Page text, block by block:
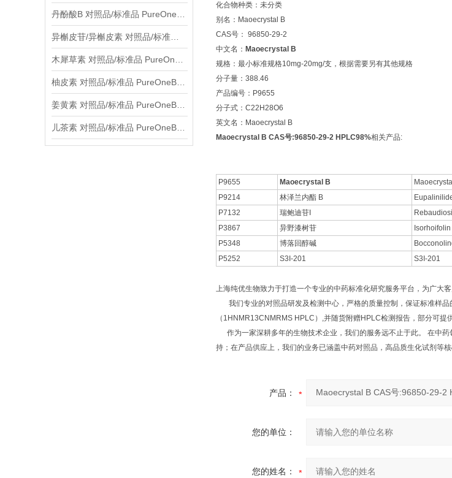
化合物种类：未分类
别名：Maoecrystal B
CAS号： 96850-29-2
中文名： Maoecrystal B
规格：最小标准规格10mg-20mg/支，根据需要另有其他规格
分子量：388.46
产品编号：P9655
分子式：C22H28O6
英文名：Maoecrystal B
Maoecrystal B CAS号:96850-29-2 HPLC98%相关产品:
P9655 Maoecrystal B
P9214
林泽兰内酯 B
P7132
瑞鲍迪苷I
P3867
异野漆树苷 Isorhoifolin
P5348
博落回醇碱
P5252
S3I-201 S3I-201
上海纯优生物致力于打造一个专业的中药标准化研究服务平台，为广大
我们专业的对照品研发及检测中心，严格的质量控制，保证标准样品
（1HNMR13CNMRMS HPLC）,并随货附赠HPLC检测报告，部分可提
作为一家深耕多年的生物技术企业，我们的服务远不止于此。 在中
持；在产品供应上，我们的业务已涵盖中药对照品，高品质生化试剂等
产品：
您的单位：
您的姓名：